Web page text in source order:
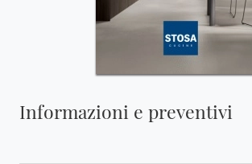
Informazioni e preventivi